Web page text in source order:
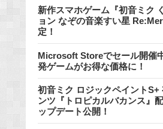
新作スマホゲーム『初音ミク
ョン なぞの音楽すい星
定！
Microsoft Storeでセール開催
発ゲームがお得な価格に！
初音ミク ロジックペイントS+
ンツ『トロピカルバカンス』
ップデート公開！